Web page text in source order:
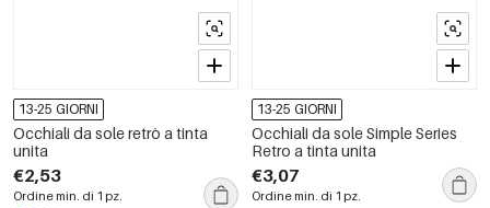
13-25 GIORNI
Occhiali da sole retrò a tinta
unita
€2,53
Ordine min. di 1 pz.
13-25 GIORNI
Occhiali da sole Simple Series
Retro a tinta unita
€3,07
Ordine min. di 1 pz.